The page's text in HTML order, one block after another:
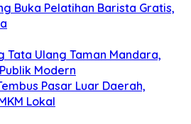
Buka Pelatihan Barista Gratis,
Tata Ulang Taman Mandara,
Modern
Pasar Luar Daerah,
Lokal